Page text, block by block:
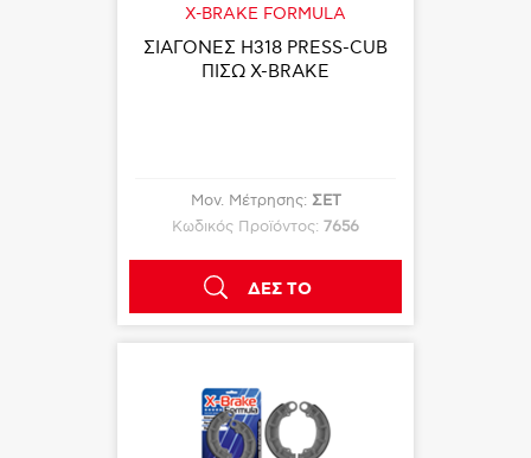
X-BRAKE FORMULA
ΣΙΑΓΟΝΕΣ Η318 PRESS-CUB
ΠΙΣΩ X-BRAKE
Μον. Μέτρησης: ΣΕΤ
Κωδικός Προϊόντος: 7656
ΔΕΣ ΤΟ